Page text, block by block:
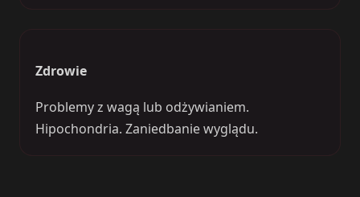
Zdrowie
Problemy z wagą lub odżywianiem.
Hipochondria. Zaniedbanie wyglądu.